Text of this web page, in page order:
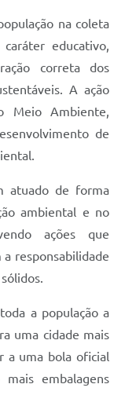
na coleta
educativo,
correta dos
A ação
Meio Ambiente,
de
atuado de forma
ambiental e no
ações que
responsabilidade
a população a
uma cidade mais
a uma bola oficial
embalagens